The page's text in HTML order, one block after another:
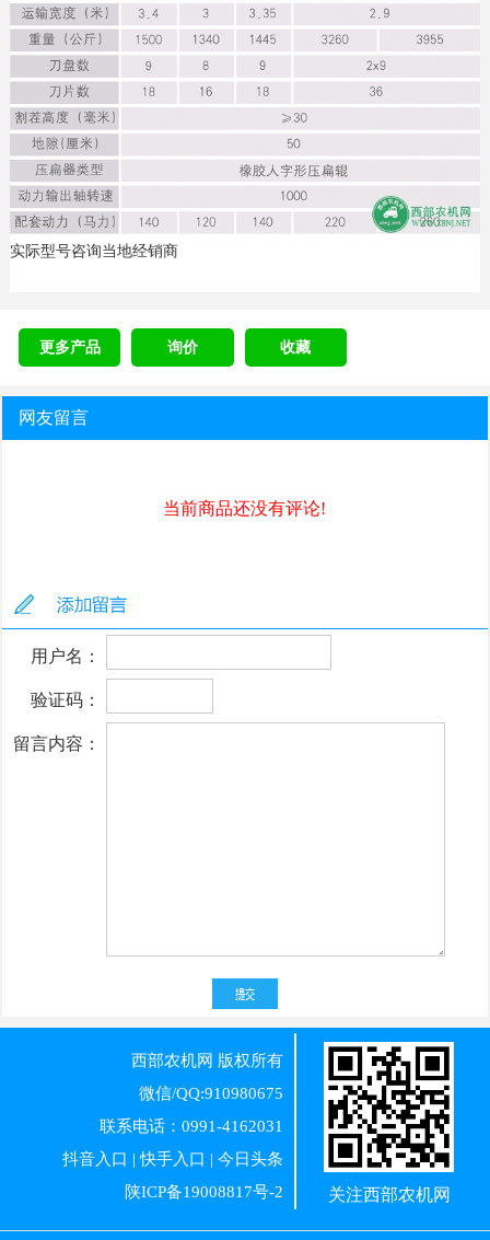
实际型号咨询当地经销商
更多产品 询价 收藏
网友留言
当前商品还没有评论!
用户名：
验证码：
留言内容：
西部农机网 版权所有
微信/QQ:910980675
联系电话：0991-4162031
抖音入口 |快手入口 | 今日头条
陕ICP备19008817号-2
关注西部农机网